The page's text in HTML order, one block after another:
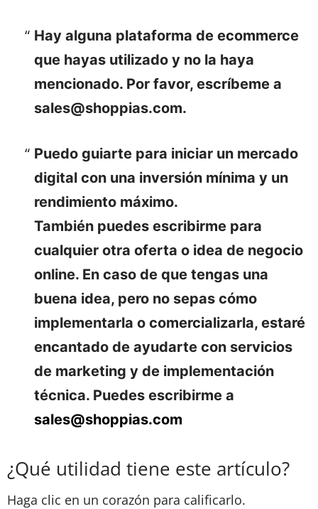
Hay alguna plataforma de ecommerce
que hayas utilizado y no la haya
mencionado. Por favor, escríbeme a
sales@shoppias.com.
Puedo guiarte para iniciar un mercado
digital con una inversión mínima y un
rendimiento máximo.
También puedes escribirme para
cualquier otra oferta o idea de negocio
online. En caso de que tengas una
buena idea, pero no sepas cómo
implementarla o comercializarla, estaré
encantado de ayudarte con servicios
de marketing y de implementación
técnica. Puedes escribirme a
sales@shoppias.com
¿Qué utilidad tiene este artículo?
Haga clic en un corazón para calificarlo.